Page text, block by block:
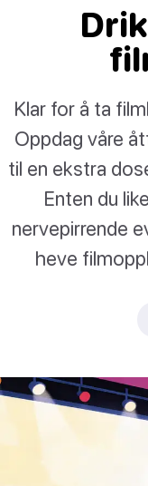
Klar for å ta
Oppdag våre
til en ekstra
Enten du
nervepirrende
heve